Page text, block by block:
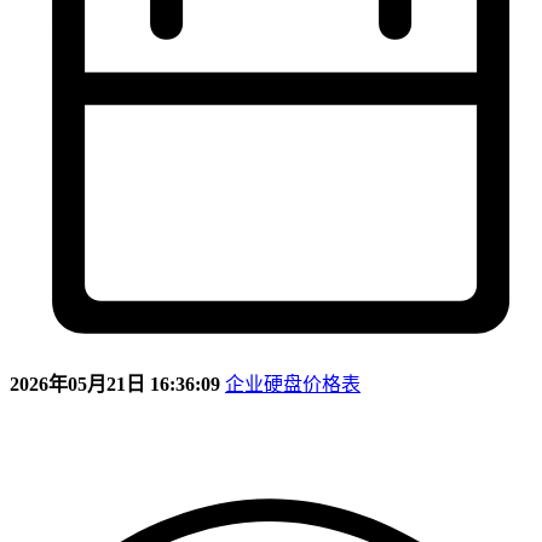
2026年05月21日 16:36:09 企业硬盘价格表